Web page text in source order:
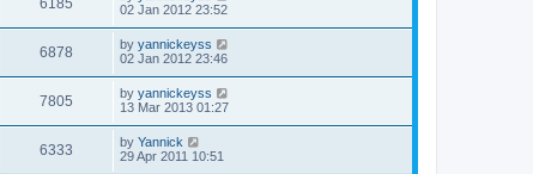
02 Jan 2012 23:52
6878 by yannickeyss
02 Jan 2012 23:46
7805 by yannickeyss
13 Mar 2013 01:27
6333 by Yannick
29 Apr 2011 10:51